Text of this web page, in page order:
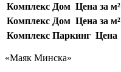
Комплекс Дом Цена за м²
Комплекс Дом Цена за м²
Комплекс Паркинг Цена
«Маяк Минска»